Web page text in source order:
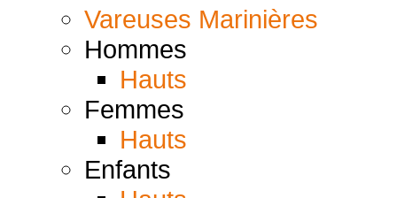
Vareuses Marinières
Hommes
Hauts
Femmes
Hauts
Enfants